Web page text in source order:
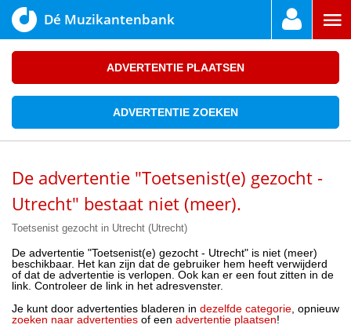
Dé Muzikantenbank
ADVERTENTIE PLAATSEN
ADVERTENTIE ZOEKEN
De advertentie "Toetsenist(e) gezocht -
Utrecht" bestaat niet (meer).
Toetsenist gezocht in Utrecht (Utrecht)
De advertentie "Toetsenist(e) gezocht - Utrecht" is niet (meer)
beschikbaar. Het kan zijn dat de gebruiker hem heeft verwijderd
of dat de advertentie is verlopen. Ook kan er een fout zitten in de
link. Controleer de link in het adresvenster.
Je kunt door advertenties bladeren in dezelfde categorie , opnieuw
zoeken naar advertenties of een advertentie plaatsen!